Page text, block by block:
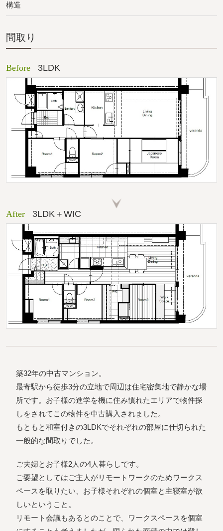
構造
間取り
Before 3LDK
After 3LDK＋WIC
築32年の中古マンション。
最寄駅から徒歩3分の立地で周辺は住宅密集地で静かな場
所です。お子様の進学を機に住み慣れたエリアで物件探
しをされてこの物件を中古購入されました。
もともと和室付きの3LDKでそれぞれの部屋に仕切られた
一般的な間取りでした。
ご夫婦とお子様2人の4人暮らしです。
ご要望としてはご主人がリモートワークのためワークス
ペースを取りたい、お子様それぞれの個室と主寝室が欲
しいということ。
リモート会議もあるとのことで、ワークスペースを個室